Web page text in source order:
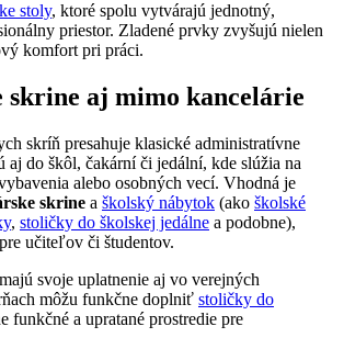
stoly, ktoré spolu vytvárajú jednotný,
priestor. Zladené prvky zvyšujú nielen
komfort pri práci.
skrine aj mimo kancelárie
skríň presahuje klasické administratívne
aj do škôl, čakární či jedální, kde slúžia na
alebo osobných vecí. Vhodná je
skrine a školský nábytok (ako školské
, stoličky do školskej jedálne a podobne),
učiteľov či študentov.
majú svoje uplatnenie aj vo verejných
môžu funkčne doplniť stoličky do
funkčné a upratané prostredie pre